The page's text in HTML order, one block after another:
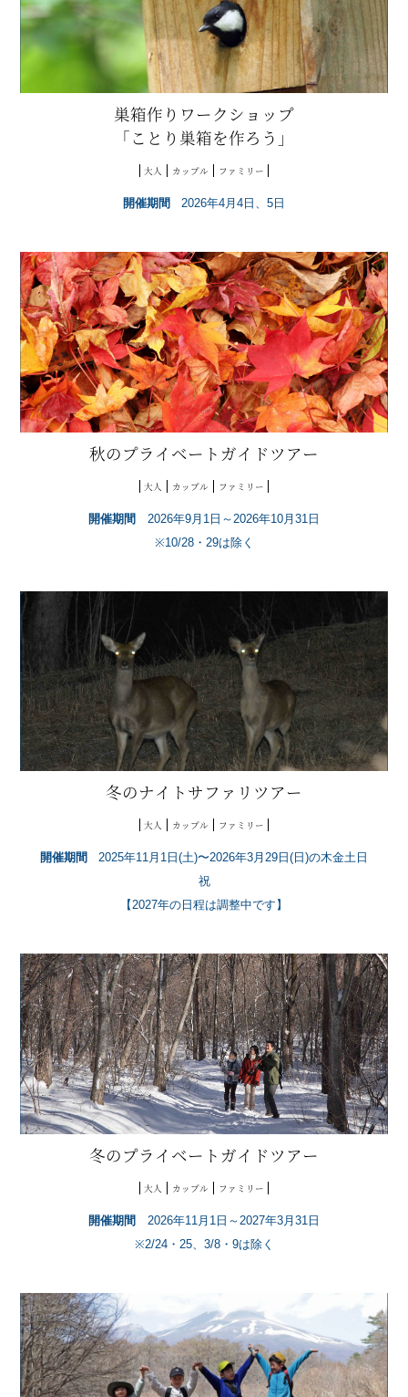
巣箱作りワークショップ
「ことり巣箱を作ろう」
大人 カップル ファミリー
開催期間 2026年4月4日、5日
秋のプライベートガイドツアー
大人 カップル ファミリー
開催期間
2026年9月1日～2026年10月31日
※10/28・29は除く
冬のナイトサファリツアー
大人 カップル ファミリー
開催期間
2025年11月1日(土)〜2026年3月29日(日)の木金土日
祝
【2027年の日程は調整中です】
冬のプライベートガイドツアー
大人 カップル ファミリー
開催期間
2026年11月1日～2027年3月31日
※2/24・25、3/8・9は除く